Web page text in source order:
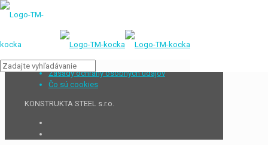
Zásady ochrany osobných údajov
Čo sú cookies
KONSTRUKTA STEEL s.r.o.